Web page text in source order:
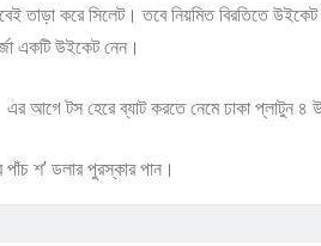
তাড়া করে সিলেট। তবে নিয়মিত বিরতিতে
একটি উইকেট নেন।
আগে টস হেরে ব্যাট করতে নেমে ঢাকা প্লাটুন ৪
শ’ ডলার পুরস্কার পান।